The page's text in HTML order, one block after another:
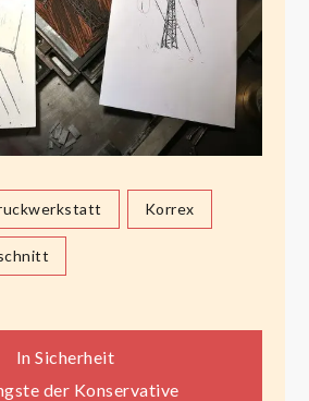
Korrex
In Sicherheit
der Konservative